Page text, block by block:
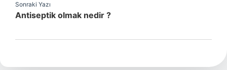
Sonraki Yazı
Antiseptik olmak nedir ?